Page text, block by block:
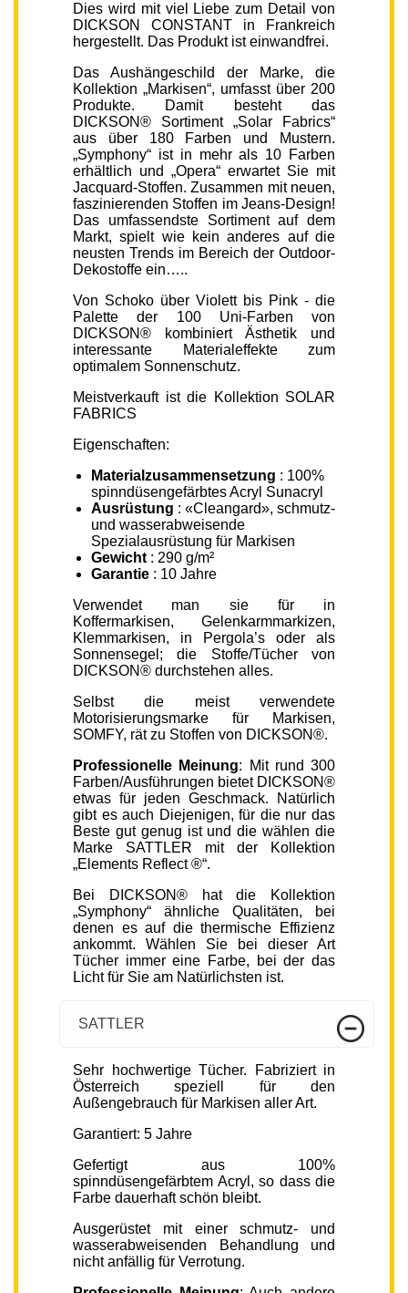
Dies wird mit viel Liebe zum Detail von
DICKSON CONSTANT in Frankreich
hergestellt. Das Produkt ist einwandfrei.
Das Aushängeschild der Marke, die
Kollektion „Markisen“, umfasst über 200
Produkte. Damit besteht das
DICKSON® Sortiment „Solar Fabrics“
aus über 180 Farben und Mustern.
„Symphony“ ist in mehr als 10 Farben
erhältlich und „Opera“ erwartet Sie mit
Jacquard-Stoffen. Zusammen mit neuen,
faszinierenden Stoffen im Jeans-Design!
Das umfassendste Sortiment auf dem
Markt, spielt wie kein anderes auf die
neusten Trends im Bereich der Outdoor-
Dekostoffe ein…..
Von Schoko über Violett bis Pink - die
Palette der 100 Uni-Farben von
DICKSON® kombiniert Ästhetik und
interessante Materialeffekte zum
optimalem Sonnenschutz.
Meistverkauft ist die Kollektion SOLAR
FABRICS
Eigenschaften:
Materialzusammensetzung : 100%
spinndüsengefärbtes Acryl Sunacryl
Ausrüstung : «Cleangard», schmutz-
und wasserabweisende
Spezialausrüstung für Markisen
Gewicht : 290 g/m²
Garantie : 10 Jahre
Verwendet man sie für in
Koffermarkisen, Gelenkarmmarkizen,
Klemmarkisen, in Pergola’s oder als
Sonnensegel; die Stoffe/Tücher von
DICKSON® durchstehen alles.
Selbst die meist verwendete
Motorisierungsmarke für Markisen,
SOMFY, rät zu Stoffen von DICKSON®.
Professionelle Meinung: Mit rund 300
Farben/Ausführungen bietet DICKSON®
etwas für jeden Geschmack. Natürlich
gibt es auch Diejenigen, für die nur das
Beste gut genug ist und die wählen die
Marke SATTLER mit der Kollektion
„Elements Reflect ®“.
Bei DICKSON® hat die Kollektion
„Symphony“ ähnliche Qualitäten, bei
denen es auf die thermische Effizienz
ankommt. Wählen Sie bei dieser Art
Tücher immer eine Farbe, bei der das
Licht für Sie am Natürlichsten ist.
SATTLER
Sehr hochwertige Tücher. Fabriziert in
Österreich speziell für den
Außengebrauch für Markisen aller Art.
Garantiert: 5 Jahre
Gefertigt aus 100%
spinndüsengefärbtem Acryl, so dass die
Farbe dauerhaft schön bleibt.
Ausgerüstet mit einer schmutz- und
wasserabweisenden Behandlung und
nicht anfällig für Verrotung.